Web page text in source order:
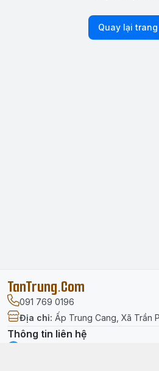
Quay lại
TanTrung.Com
091 769 0196
Địa chỉ: Ấp Trung Cang, Xã Trần
Thông tin liên hệ